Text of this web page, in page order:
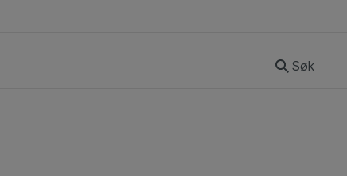
Søk